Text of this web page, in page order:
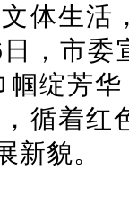
体生活
，市委
帼绽芳
循着红
新貌。